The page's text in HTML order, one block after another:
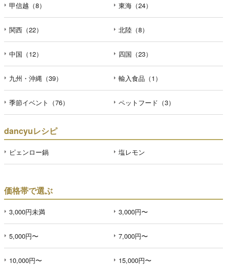
甲信越（8） 東海（24）
関西（22） 北陸（8）
中国（12） 四国（23）
九州・沖縄（39） 輸入食品（1）
季節イベント（76） ペットフード（3）
dancyuレシピ
ピェンロー鍋 塩レモン
価格帯で選ぶ
3,000円未満 3,000円〜
5,000円〜 7,000円〜
10,000円〜 15,000円〜